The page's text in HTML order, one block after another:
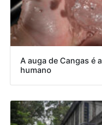
A auga de Cangas é
humano